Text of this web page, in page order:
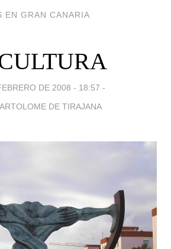
EN GRAN CANARIA
DE 2008 - 18:57 -
DE TIRAJANA